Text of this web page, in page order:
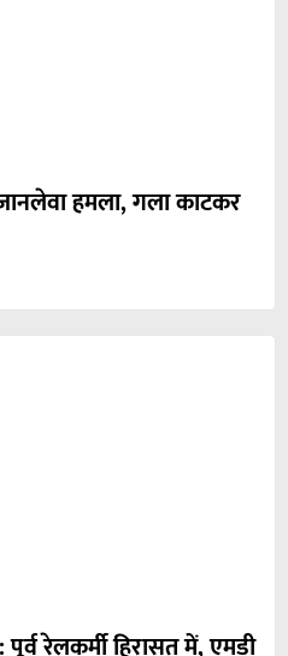
हमला, गला काटकर
रेलकर्मी हिरासत में, एमडी